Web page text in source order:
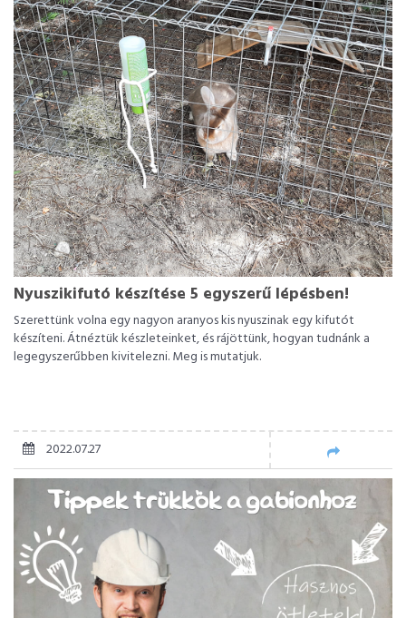
Nyuszikifutó készítése 5 egyszerű lépésben!
Szerettünk volna egy nagyon aranyos kis nyuszinak egy kifutót
készíteni. Átnéztük készleteinket, és rájöttünk, hogyan tudnánk a
legegyszerűbben kivitelezni. Meg is mutatjuk.
2022.07.27